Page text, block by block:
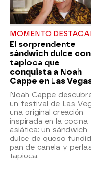
MOMENTO
El sorprendente
sándwich dulce con
tapioca que
conquista a Noah
Cappe en Las
Noah Cappe
un festival de Las
una original creación
inspirada en la cocina
asiática: un sándwich
dulce de queso
pan de canela y
tapioca.